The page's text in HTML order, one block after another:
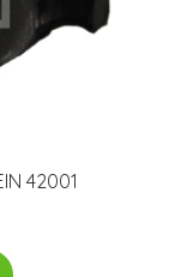
42001